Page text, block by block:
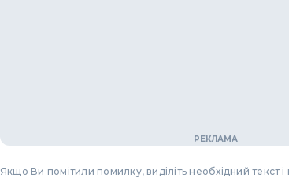
Якщо Ви помітили помилку, виділіть необхідний текст і